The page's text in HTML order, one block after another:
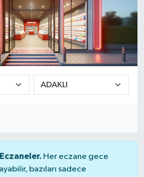
Her eczane gece
bazıları sadece